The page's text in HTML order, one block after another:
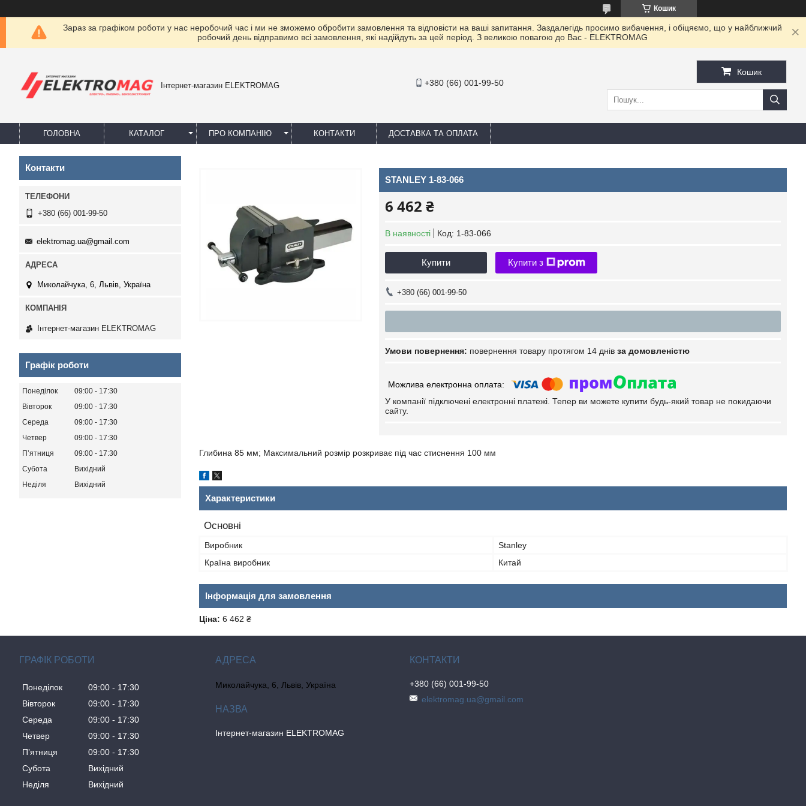
Кошик
Зараз за графіком роботи у нас неробочий час і ми не зможемо обробити замовлення та відповісти на ваші запитання. Заздалегідь просимо вибачення, і обіцяємо, що у найближчий
робочий день відправимо всі замовлення, які надійдуть за цей період. З великою повагою до Ваc - ELEKTROMAG
Інтернет-магазин ELEKTROMAG +380 (66) 001-99-50
Кошик
ГОЛОВНА КАТАЛОГ ПРО КОМПАНІЮ КОНТАКТИ ДОСТАВКА ТА ОПЛАТА
STANLEY 1-83-066
6 462 ₴
В наявності Код: 1-83-066
Купити Купити з
+380 (66) 001-99-50
повернення товару протягом 14 днів за домовленістю
У компанії підключені електронні платежі. Тепер ви можете купити будь-який товар не покидаючи
сайту.
Глибина 85 мм; Максимальний розмір розкриває під час стиснення 100 мм
Характеристики
Основні
Виробник
Stanley
Країна виробник
Китай
Інформація для замовлення
Ціна: 6 462 ₴
Контакти
+380 (66) 001-99-50
elektromag.ua@gmail.com
Миколайчука, 6, Львів, Україна
Інтернет-магазин ELEKTROMAG
Графік роботи
Понеділок 09:00
17:30
Вівторок
09:00
17:30
Середа
09:00
17:30
Четвер
09:00
17:30
Пʼятниця
09:00
17:30
Субота
Вихідний
Неділя
Вихідний
ГРАФІК РОБОТИ
Понеділок 09:00
17:30
Вівторок
09:00
17:30
Середа
09:00
17:30
Четвер
09:00
17:30
Пʼятниця
09:00
17:30
Субота
Вихідний
Неділя
Вихідний
Миколайчука, 6, Львів, Україна
Інтернет-магазин ELEKTROMAG
+380 (66) 001-99-50
elektromag.ua@gmail.com